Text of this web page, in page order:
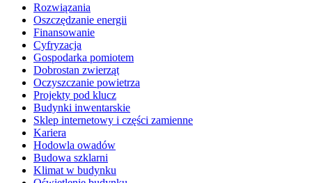
Rozwiązania
​Oszczędzanie energii
Finansowanie
Cyfryzacja
Gospodarka pomiotem
Dobrostan zwierząt
Oczyszczanie powietrza
Projekty pod klucz
Budynki inwentarskie
Sklep internetowy i części zamienne
Kariera
Hodowla owadów
Budowa szklarni
Klimat w budynku